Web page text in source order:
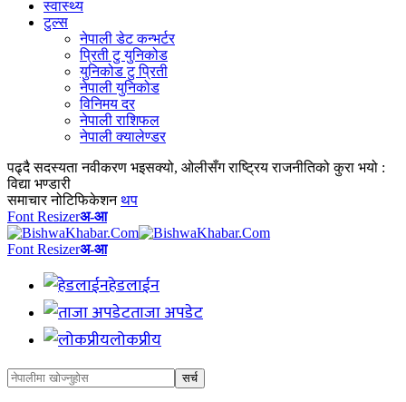
स्वास्थ्य
टुल्स
नेपाली डेट कन्भर्टर
प्रिती टु युनिकोड
युनिकोड टु प्रिती
नेपाली युनिकोड
विनिमय दर
नेपाली राशिफल
नेपाली क्यालेण्डर
पढ्दै सदस्यता नवीकरण भइसक्यो, ओलीसँग राष्ट्रिय राजनीतिको कुरा भयो :
विद्या भण्डारी
समाचार नोटिफिकेशन थप
Font Resizerअ-आ
Font Resizerअ-आ
हेडलाईन
ताजा अपडेट
लोकप्रीय